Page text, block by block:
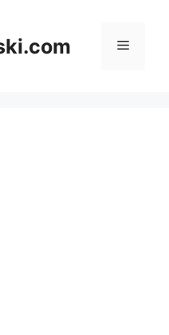
Menu